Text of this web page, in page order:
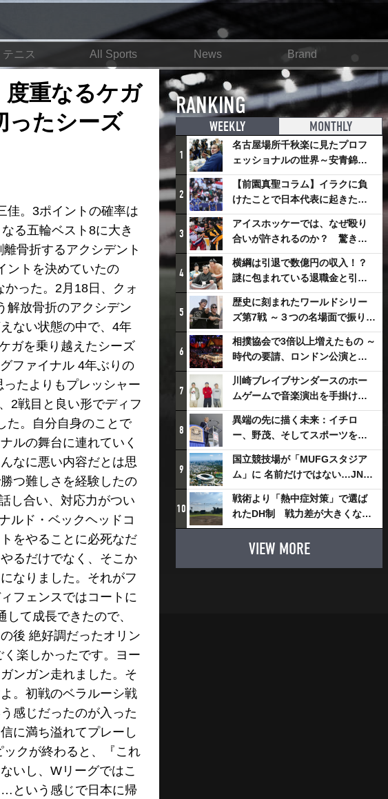
テニス All Sports News Brand
度重なるケガ
ったシーズ
佳。3ポイントの確率は
る五輪ベスト8に大き
骨折するアクシデント
ントを決めていたの
った。2月18日、クォ
解放骨折のアクシデン
ない状態の中で、4年
ガを乗り越えたシーズ
ファイナル 4年ぶりの
たよりもプレッシャー
2戦目と良い形でディフ
た。自分自身のことで
ルの舞台に連れていく
なに悪い内容だとは思
つ難しさを経験したの
し合い、対応力がつい
ルド・ベックヘッドコ
をやることに必死なだ
るだけでなく、そこか
なりました。それがフ
フェンスではコートに
て成長できたので、
後 絶好調だったオリン
楽しかったです。ヨー
ンガン走れました。そ
。初戦のベラルーシ戦
感じだったのが入った
に満ち溢れてプレーし
クが終わると、『これ
いし、Wリーグではこ
という感じで日本に帰
RANKING
WEEKLY MONTHLY
1
名古屋場所千秋楽に見たプロフ
ェッショナルの世界～安青錦の
優勝を巡るさまざまなドラマ
2
【前園真聖コラム】イラクに負
けたことで日本代表に起きたプ
ラスとは
3
アイスホッケーでは、なぜ殴り
合いが許されるのか？ 驚きの
「ファイティング」ルールにつ
いて
4
横綱は引退で数億円の収入！？
謎に包まれている退職金と引退
相撲興行
5
歴史に刻まれたワールドシリー
ズ第7戦 ～３つの名場面で振り返
る～
6
相撲協会で3倍以上増えたもの ～
時代の要請、ロンドン公演と古
式大相撲
7
川崎ブレイブサンダースのホー
ムゲームで音楽演出を手掛ける
スチャダラパーが川崎新！アリ
ーナシティ・プロジェクトを語
る 「楽しみでしかないでしょ。
川崎は、ずっと成長曲線だか
ら」
8
異端の先に描く未来：イチロ
ー、野茂、そしてスポーツを支
える科学界の挑戦
9
国立競技場が「MUFGスタジア
ム」に 名前だけではない…JNSE
とMUFGが“共創”し描く地域活
性化・社会価値創造の近未来図
とは
10
戦術より「熱中症対策」で選ば
れたDH制 戦力差が大きくなる
懸念も
VIEW MORE